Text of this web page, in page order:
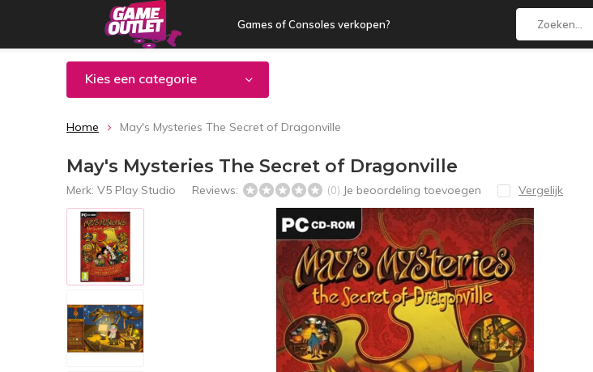
Games of Consoles verkopen?
Kies een categorie
Home May's Mysteries The Secret of Dragonville
May's Mysteries The Secret of Dragonville
Merk: V5 Play Studio Reviews: (0) Je beoordeling toevoegen Vergelijk